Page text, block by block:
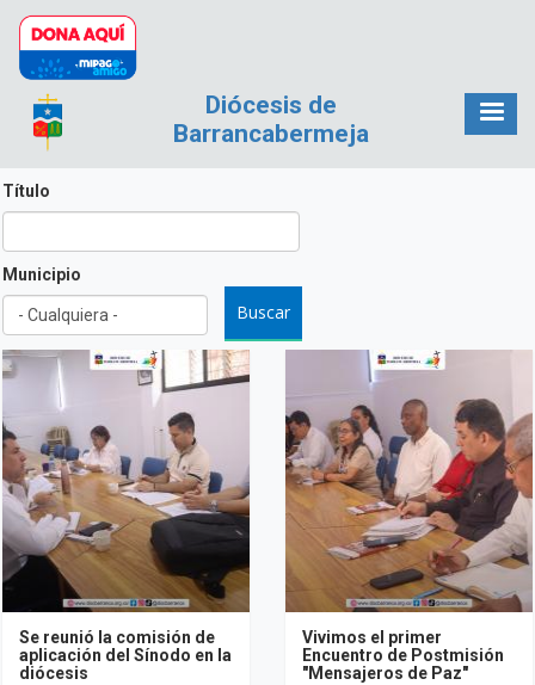
Pasar al contenido principal
Diócesis de
Barrancabermeja
Título
Municipio
Se reunió la comisión de
aplicación del Sínodo en la
diócesis
Vivimos el primer
Encuentro de Postmisión
"Mensajeros de Paz"